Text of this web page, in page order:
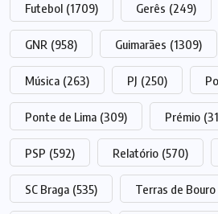
Futebol (1709) Gerês (249)
GNR (958) Guimarães (1309)
Música (263) PJ (250)
Ponte de Lima (309) Prémio
PSP (592) Relatório (570)
SC Braga (535) Terras de Bouro